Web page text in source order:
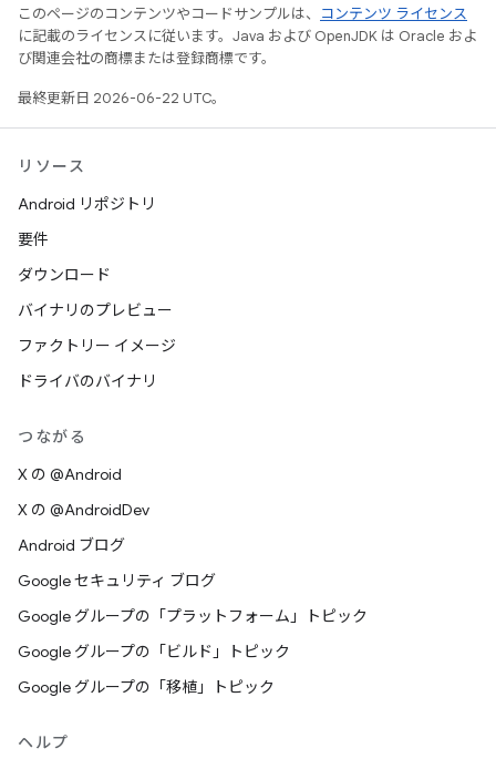
このページのコンテンツやコードサンプルは、
コンテンツ ライセンス
に記載のライセンスに従います。Java および OpenJDK は Oracle およ
び関連会社の商標または登録商標です。
最終更新日 2026-06-22 UTC。
リソース
Android リポジトリ
要件
ダウンロード
バイナリのプレビュー
ファクトリー イメージ
ドライバのバイナリ
つながる
X の @Android
X の @AndroidDev
Android ブログ
Google セキュリティ ブログ
Google グループの「プラットフォーム」トピック
Google グループの「ビルド」トピック
Google グループの「移植」トピック
ヘルプ